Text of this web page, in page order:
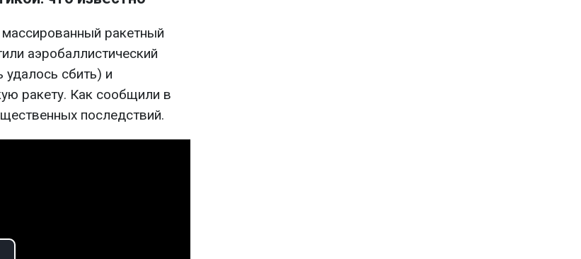
ракетный
аэробаллистический
сбить) и
ракету. Как сообщили в
последствий.